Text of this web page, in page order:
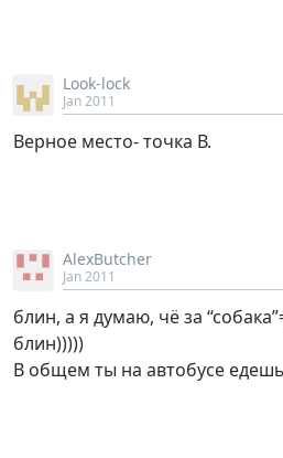
Look-lock
Jan 2011
Верное место- точка В.
AlexButcher
Jan 2011
блин, а я думаю, чё за
блин)))))
В общем ты на автобусе едешь